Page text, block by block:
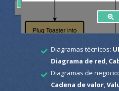
Diagramas técnicos:
Diagrama de red
Diagramas de negocio:
Cadena de valor,